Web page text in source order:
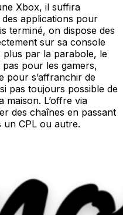
Xbox, il suffira
applications pour
terminé, on dispose des
sur sa console
par la parabole, le
pas pour les gamers,
pour s’affranchir de
pas toujours possible de
L’offre via
des chaînes en passant
un CPL ou autre.